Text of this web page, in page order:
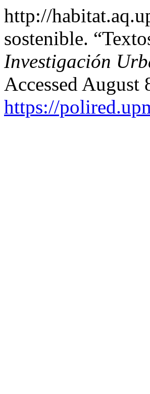
http://
sostenible.
Investigación
Accessed August
https://